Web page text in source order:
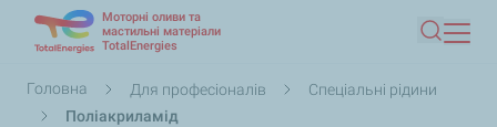
основного
Моторні оливи та
мастильні матеріали
TotalEnergies
Пошук
Рядок
навіґації
Головна Для професіоналів
Спеціальні рідини
Поліакриламід